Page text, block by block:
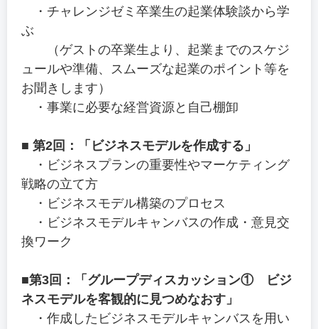
・チャレンジゼミ卒業生の起業体験談から学
ぶ
（ゲストの卒業生より、起業までのスケジ
ュールや準備、スムーズな起業のポイント等を
お聞きします）
・事業に必要な経営資源と自己棚卸
■ 第2回：「ビジネスモデルを作成する」
・ビジネスプランの重要性やマーケティング
戦略の立て方
・ビジネスモデル構築のプロセス
・ビジネスモデルキャンバスの作成・意見交
換ワーク
■第3回：「グループディスカッション① ビジ
ネスモデルを客観的に見つめなおす」
・作成したビジネスモデルキャンバスを用い